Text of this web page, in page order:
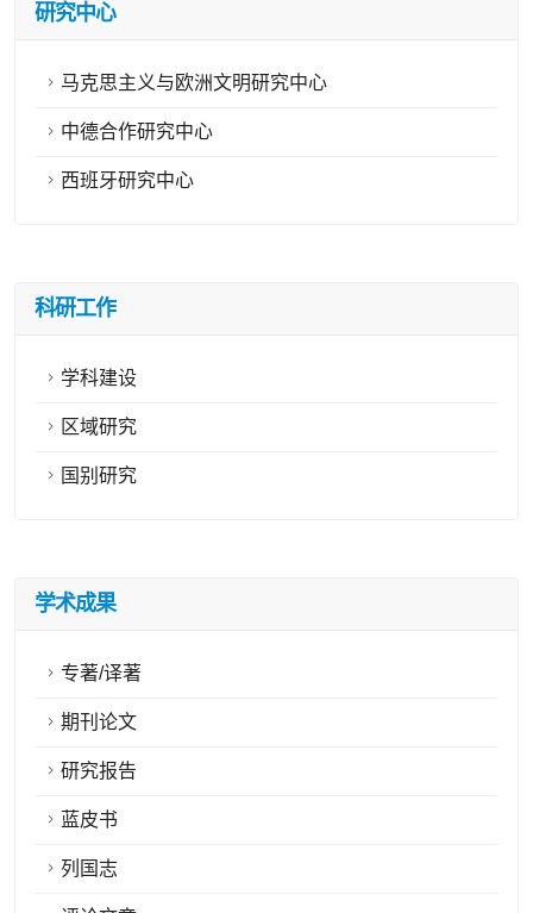
研究中心
马克思主义与欧洲文明研究中心
中德合作研究中心
西班牙研究中心
科研工作
学科建设
区域研究
国别研究
学术成果
专著/译著
期刊论文
研究报告
蓝皮书
列国志